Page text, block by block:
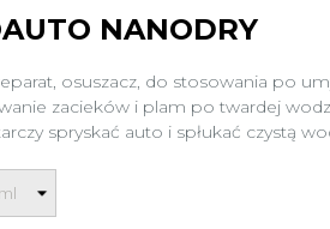
NANODRY
osuszacz, do stosowania po
zacieków i plam po twardej
spryskać auto i spłukać czystą